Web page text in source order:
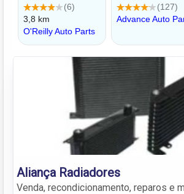
Aliança Radiadores
Venda, recondicionamento, reparos e